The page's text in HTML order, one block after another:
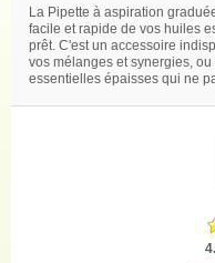
La Pipette à aspiration
facile et rapide de vos huiles
prêt. C'est un accessoire
vos mélanges et synergies,
essentielles épaisses qui ne